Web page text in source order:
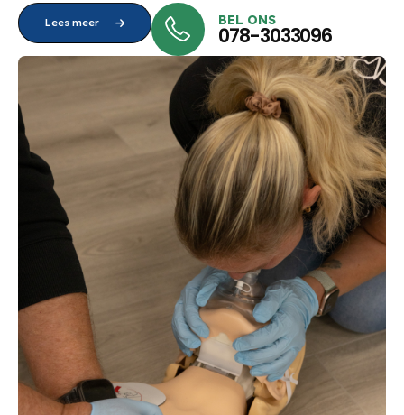
Lees meer BEL ONS
078-3033096